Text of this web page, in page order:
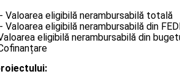
- Valoarea eligibilă nerambursabilă totală
- Valoarea eligibilă nerambursabilă din
eligibilă nerambursabilă din